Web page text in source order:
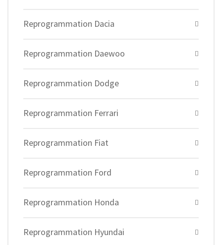
Reprogrammation Dacia
Reprogrammation Daewoo
Reprogrammation Dodge
Reprogrammation Ferrari
Reprogrammation Fiat
Reprogrammation Ford
Reprogrammation Honda
Reprogrammation Hyundai